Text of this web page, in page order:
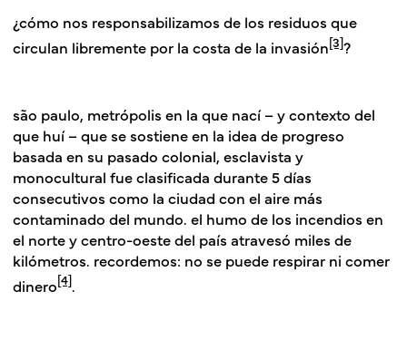
¿cómo nos responsabilizamos de los residuos que
circulan libremente por la costa de la invasión[3]?
são paulo, metrópolis en la que nací – y contexto del
que huí – que se sostiene en la idea de progreso
basada en su pasado colonial, esclavista y
monocultural fue clasificada durante 5 días
consecutivos como la ciudad con el aire más
contaminado del mundo. el humo de los incendios en
el norte y centro-oeste del país atravesó miles de
kilómetros. recordemos: no se puede respirar ni comer
dinero[4]